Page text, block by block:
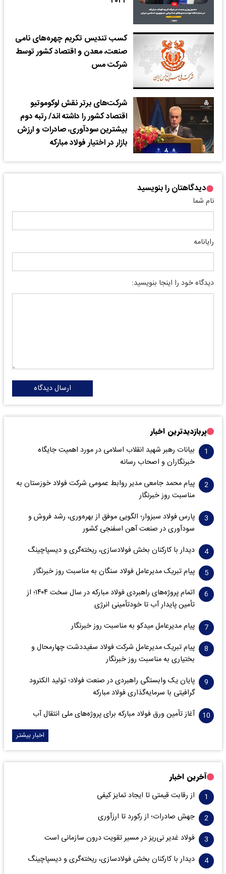
کسب تندیس تکریم چهره‌های نامی
صنعت، معدن و اقتصاد کشور توسط
شرکت مس
شرکت‌های برتر نقش لوکوموتیو
اقتصاد کشور را داشته اند/ رتبه دوم
بیشترین سودآوری، صادرات و ارزش
بازار در اختیار فولاد مبارکه
دیدگاهتان را بنویسید
نام شما
رایانامه
دیدگاه خود را اینجا بنویسید:
ارسال دیدگاه
پربازدیدترین اخبار
بیانات رهبر شهید انقلاب اسلامی در مورد اهمیت جایگاه
خبرنگاران و اصحاب رسانه
پیام محمد جامعی مدیر روابط عمومی شرکت فولاد خوزستان به
مناسبت روز خبرنگار
پارس فولاد سبزوار؛ الگویی موفق از بهره‌وری، رشد فروش و
سود‌آوری در صنعت آهن اسفنجی کشور
دیدار با کارکنان بخش فولادسازی، ریخته‌گری و دیسپاچینگ
پیام تبریک مدیرعامل فولاد سنگان به مناسبت روز خبرنگار
اتمام پروژه‌های راهبردی فولاد مبارکه در سال سخت ۱۴۰۴؛ از
تأمین پایدار آب تا خودتأمینی انرژی
پیام مدیرعامل میدکو به مناسبت روز خبرنگار
پیام تبریک مدیرعامل شرکت فولاد سفیددشت چهارمحال و
بختیاری به مناسبت روز خبرنگار
پایان یک وابستگی راهبردی در صنعت فولاد؛ تولید الکترود
گرافیتی با سرمایه‌گذاری فولاد مبارکه
آغاز تأمین ورق فولاد مبارکه برای پروژه‌های ملی انتقال آب
اخبار بیشتر
آخرین اخبار
از رقابت قیمتی تا ایجاد تمایز کیفی
جهش صادرات؛ از رکورد تا ارزآوری
فولاد غدیر نی‌ریز در مسیر تقویت درون سازمانی است
دیدار با کارکنان بخش فولادسازی، ریخته‌گری و دیسپاچینگ